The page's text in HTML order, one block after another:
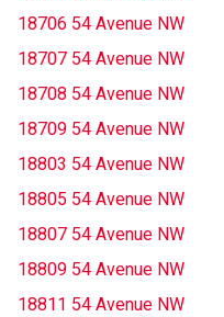
18706 54 Avenue NW
18707 54 Avenue NW
18708 54 Avenue NW
18709 54 Avenue NW
18803 54 Avenue NW
18805 54 Avenue NW
18807 54 Avenue NW
18809 54 Avenue NW
18811 54 Avenue NW